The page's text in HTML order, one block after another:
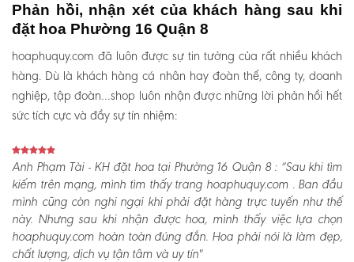
Phản hồi, nhận xét của khách hàng sau khi
đặt hoa Phường 16 Quận 8
hoaphuquy.com đã luôn được sự tin tưởng của rất nhiều khách
hàng. Dù là khách hàng cá nhân hay đoàn thể, công ty, doanh
nghiệp, tập đoàn…shop luôn nhận được những lời phản hồi hết
sức tích cực và đầy sự tín nhiệm:
Anh Phạm Tài - KH đặt hoa tại Phường 16 Quận 8 :“Sau khi tìm
kiếm trên mạng, mình tìm thấy trang hoaphuquy.com . Ban đầu
mình cũng còn nghi ngại khi phải đặt hàng trực tuyến như thế
này. Nhưng sau khi nhận được hoa, mình thấy việc lựa chọn
hoaphuquy.com hoàn toàn đúng đắn. Hoa phải nói là làm đẹp,
chất lượng, dịch vụ tận tâm và uy tín"